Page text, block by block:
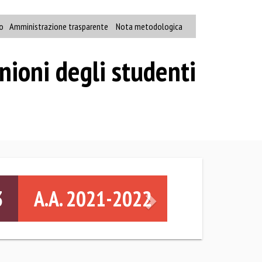
Amministrazione trasparente Nota metodologica
degli studenti
A.A. 2021-2022